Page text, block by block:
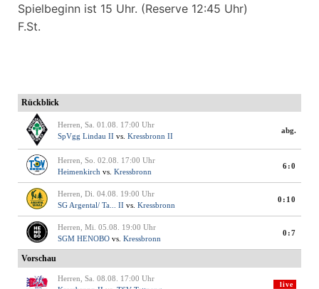
Spielbeginn ist 15 Uhr. (Reserve 12:45 Uhr)
F.St.